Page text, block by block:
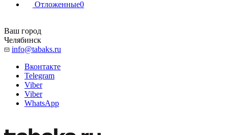
Отложенные0
Ваш город
Челябинск
info@tabaks.ru
Вконтакте
Telegram
Viber
Viber
WhatsApp